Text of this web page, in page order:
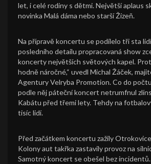
let, i celé rodiny s dětmi. Největší aplaus
novinka Malá dáma nebo starší Žízeň.
Na přípravě koncertu se podílelo tři sta
posledního detailu propracovaná show
koncerty největších světových kapel.
hodně náročné,“ uvedl Michal Žáček,
Agentury Velryba Promotion. Co do
podle něj páteční koncert netrumfnul
Kabátu před třemi lety. Tehdy na
tisíc lidí.
Před začátkem koncertu zažily
Kolony aut takřka zastavily provoz na
Samotný koncert se obešel bez incidentů.